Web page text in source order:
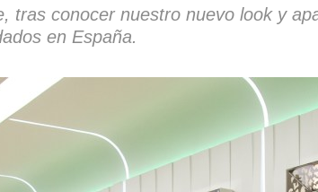
tras conocer nuestro nuevo look y
en España.